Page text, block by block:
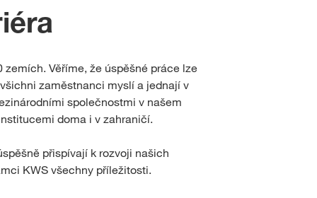
Věříme, že úspěšné práce lze
zaměstnanci myslí a jednají v
společnostmi v našem
doma i v zahraničí.
přispívají k rozvoji našich
KWS všechny příležitosti.